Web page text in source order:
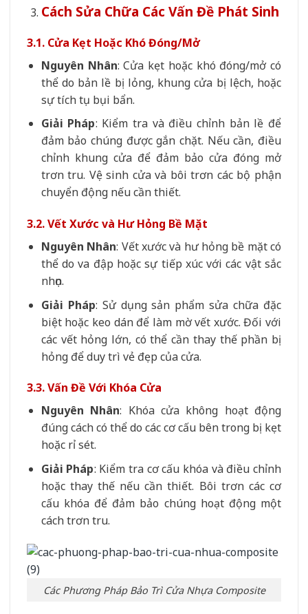
Cách Sửa Chữa Các Vấn Đề Phát Sinh
3.1. Cửa Kẹt Hoặc Khó Đóng/Mở
Nguyên Nhân: Cửa kẹt hoặc khó đóng/mở có
thể do bản lề bị lỏng, khung cửa bị lệch, hoặc
sự tích tụ bụi bẩn.
Giải Pháp: Kiểm tra và điều chỉnh bản lề để
đảm bảo chúng được gắn chặt. Nếu cần, điều
chỉnh khung cửa để đảm bảo cửa đóng mở
trơn tru. Vệ sinh cửa và bôi trơn các bộ phận
chuyển động nếu cần thiết.
3.2. Vết Xước và Hư Hỏng Bề Mặt
Nguyên Nhân: Vết xước và hư hỏng bề mặt có
thể do va đập hoặc sự tiếp xúc với các vật sắc
nhọn.
Giải Pháp: Sử dụng sản phẩm sửa chữa đặc
biệt hoặc keo dán để làm mờ vết xước. Đối với
các vết hỏng lớn, có thể cần thay thế phần bị
hỏng để duy trì vẻ đẹp của cửa.
3.3. Vấn Đề Với Khóa Cửa
Nguyên Nhân: Khóa cửa không hoạt động
đúng cách có thể do các cơ cấu bên trong bị kẹt
hoặc rỉ sét.
Giải Pháp: Kiểm tra cơ cấu khóa và điều chỉnh
hoặc thay thế nếu cần thiết. Bôi trơn các cơ
cấu khóa để đảm bảo chúng hoạt động một
cách trơn tru.
Các Phương Pháp Bảo Trì Cửa Nhựa Composite